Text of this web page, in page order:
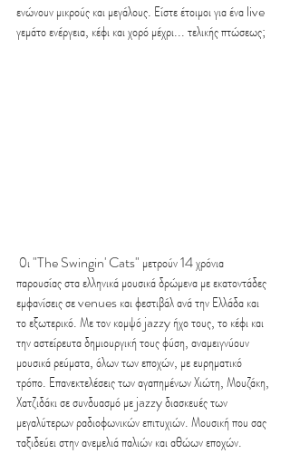
ενώνουν μικρούς και μεγάλους. Είστε έτοιμοι για ένα live
γεμάτο ενέργεια, κέφι και χορό μέχρι... τελικής πτώσεως;
Οι "The Swingin' Cats" μετρούν 14 χρόνια
παρουσίας στα ελληνικά μουσικά δρώμενα με εκατοντάδες
εμφανίσεις σε venues και φεστιβάλ ανά την Ελλάδα και
το εξωτερικό. Με τον κομψό jazzy ήχο τους, το κέφι και
την αστείρευτα δημιουργική τους φύση, αναμειγνύουν
μουσικά ρεύματα, όλων των εποχών, με ευρηματικό
τρόπο. Επανεκτελέσεις των αγαπημένων Χιώτη, Μουζάκη,
Χατζιδάκι σε συνδυασμό με jazzy διασκευές των
μεγαλύτερων ραδιοφωνικών επιτυχιών. Μουσική που σας
ταξιδεύει στην ανεμελιά παλιών και αθώων εποχών.